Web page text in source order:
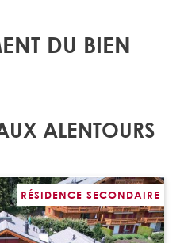
DU BIEN
ALENTOURS
RÉSIDENCE SECONDAIRE